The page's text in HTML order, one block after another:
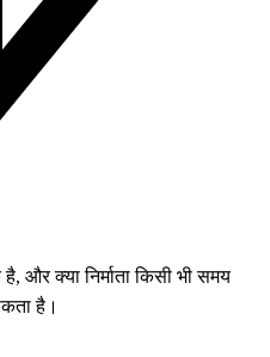
और क्या निर्माता किसी भी समय
है।